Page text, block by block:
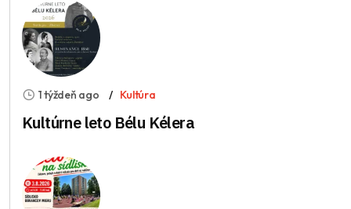
1 týždeň ago Kultúra
Kultúrne leto Bélu Kélera